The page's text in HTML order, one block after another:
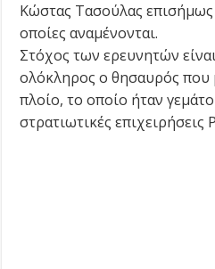
Κώστας Τασούλας επισήμως
οποίες αναμένονται.
Στόχος των ερευνητών
ολόκληρος ο θησαυρός που
πλοίο, το οποίο ήταν
στρατιωτικές